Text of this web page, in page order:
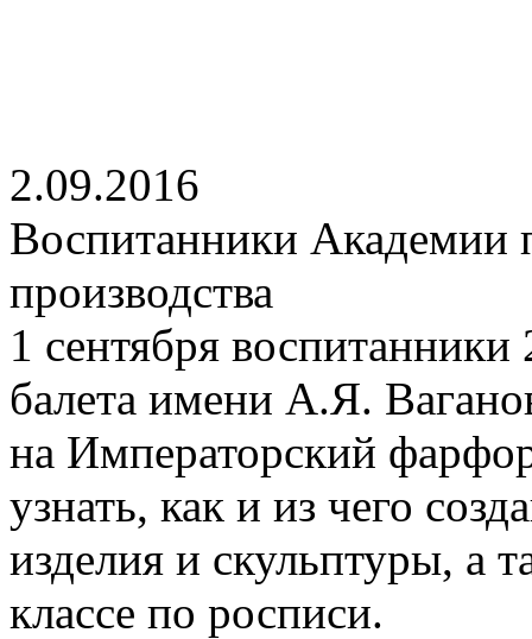
2.09.2016
Воспитанники Академии
производства
1 сентября
балета имени А.Я.
на Императорский
узнать, как и из чего
изделия и скульптуры, а
классе по росписи.